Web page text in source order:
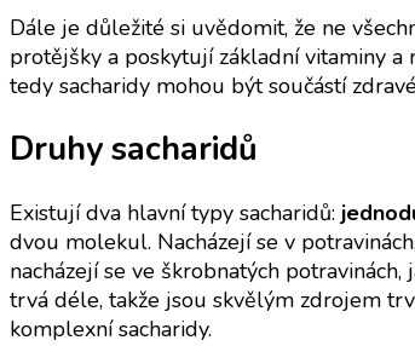
Dále je důležité si uvědomit, že ne
protějšky a poskytují základní vitaminy a
tedy sacharidy mohou být součástí
Druhy sacharidů
Existují dva hlavní typy sacharidů:
dvou molekul. Nacházejí se v
nacházejí se ve škrobnatých potravinách,
trvá déle, takže jsou skvělým zdrojem
komplexní sacharidy.